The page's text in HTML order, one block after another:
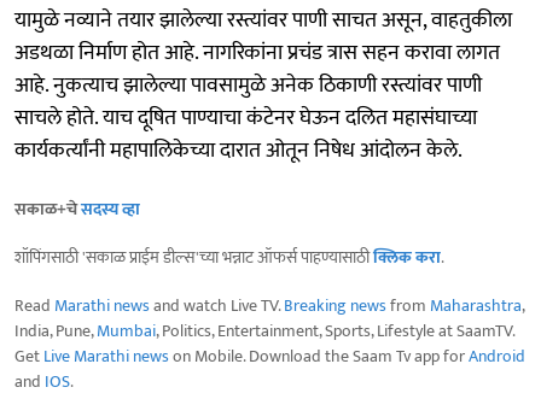
यामुळे नव्याने तयार झालेल्या रस्त्यांवर पाणी साचत असून, वाहतुकीला
अडथळा निर्माण होत आहे. नागरिकांना प्रचंड त्रास सहन करावा लागत
आहे. नुकत्याच झालेल्या पावसामुळे अनेक ठिकाणी रस्त्यांवर पाणी
साचले होते. याच दूषित पाण्याचा कंटेनर घेऊन दलित महासंघाच्या
कार्यकर्त्यांनी महापालिकेच्या दारात ओतून निषेध आंदोलन केले.
सकाळ+चेसदस्य व्हा
शॉपिंगसाठी 'सकाळ प्राईम डील्स'च्या भन्नाट ऑफर्स पाहण्यासाठीक्लिक करा.
Read Marathi newsand watch Live TV.Breaking newsfrom Maharashtra,
India, Pune,Mumbai, Politics, Entertainment, Sports, Lifestyle at SaamTV.
GetLive Marathi newson Mobile. Download the Saam Tv app forAndroid
and IOS.